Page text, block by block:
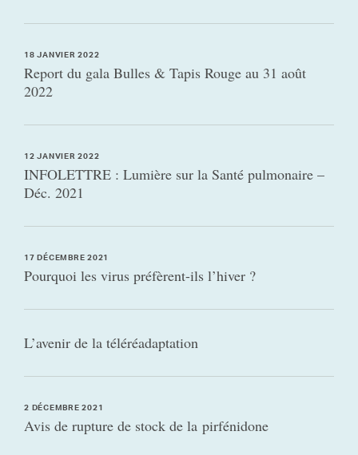
18 JANVIER 2022
Report du gala Bulles & Tapis Rouge au 31 août
2022
12 JANVIER 2022
INFOLETTRE : Lumière sur la Santé pulmonaire –
Déc. 2021
17 DÉCEMBRE 2021
Pourquoi les virus préfèrent-ils l’hiver ?
L’avenir de la téléréadaptation
2 DÉCEMBRE 2021
Avis de rupture de stock de la pirfénidone